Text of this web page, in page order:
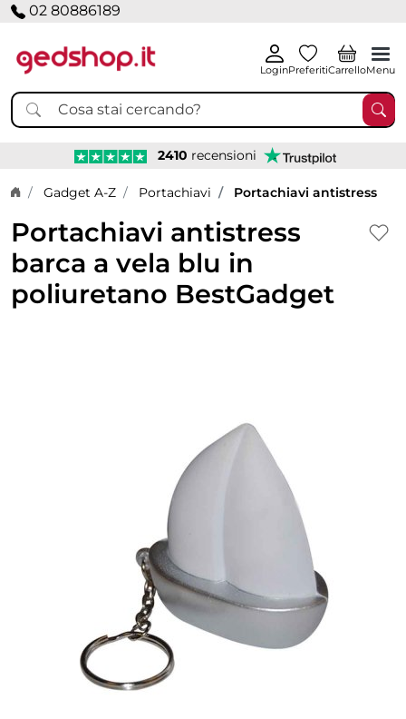
02 80886189
LoginPreferitiCarrelloMenu
2410 recensioni
Home page
Gadget A-Z Portachiavi Portachiavi antistress
Portachiavi antistress
barca a vela blu in
poliuretano BestGadget